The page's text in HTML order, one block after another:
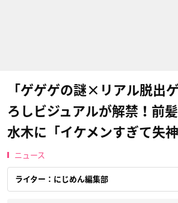
「ゲゲゲの謎×リアル脱出
ろしビジュアルが解禁！前
水木に「イケメンすぎて失神
ニュース
ライター：にじめん編集部